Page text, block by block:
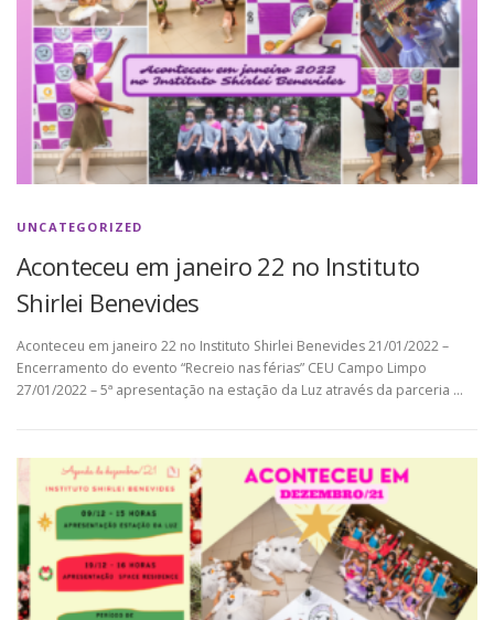
UNCATEGORIZED
Aconteceu em janeiro 22 no Instituto
Shirlei Benevides
Aconteceu em janeiro 22 no Instituto Shirlei Benevides 21/01/2022 –
Encerramento do evento “Recreio nas férias” CEU Campo Limpo
27/01/2022 – 5ª apresentação na estação da Luz através da parceria …